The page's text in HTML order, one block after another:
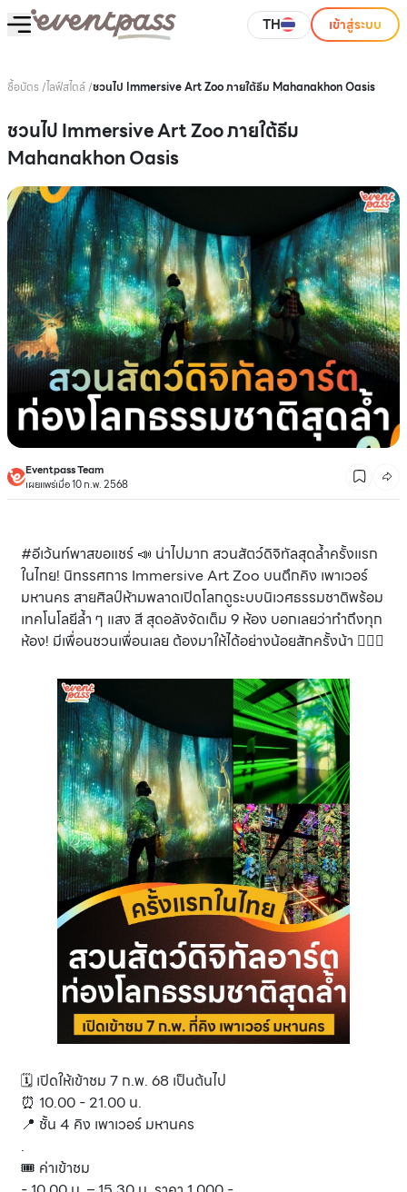
TH เข้าสู่ระบบ
ซื้อบัตร /ไลฟ์สไตล์/ชวนไป Immersive Art Zoo ภายใต้ธีม Mahanakhon Oasis
ชวนไป Immersive Art Zoo ภายใต้ธีม
Mahanakhon Oasis
Eventpass Team
เผยแพร่เมื่อ 10 ก.พ. 2568
#อีเว้นท์พาสขอแชร์ 📣 น่าไปมาก สวนสัตว์ดิจิทัลสุดล้ำครั้งแรก
ในไทย! นิทรรศการ Immersive Art Zoo บนตึกคิง เพาเวอร์
มหานคร สายศิลป์ห้ามพลาดเปิดโลกดูระบบนิเวศธรรมชาติพร้อม
เทคโนโลยีล้ำ ๆ แสง สี สุดอลังจัดเต็ม 9 ห้อง บอกเลยว่าทำถึงทุก
ห้อง! มีเพื่อนชวนเพื่อนเลย ต้องมาให้ได้อย่างน้อยสักครั้งน้า 👍🏻✨
🗓 เปิดให้เข้าชม 7 ก.พ. 68 เป็นต้นไป
⏰ 10.00 - 21.00 น.
📍 ชั้น 4 คิง เพาเวอร์ มหานคร
.
🎟 ค่าเข้าชม